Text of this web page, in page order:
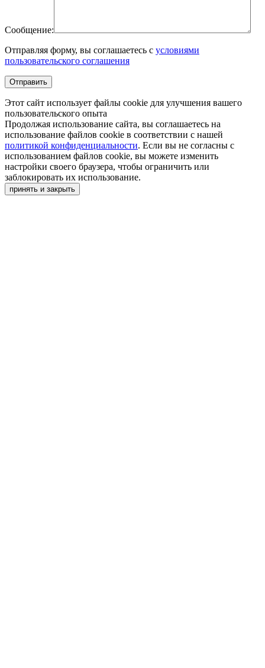
Сообщение:
Отправляя форму, вы соглашаетесь с условиями
пользовательского соглашения
Этот сайт использует файлы cookie для улучшения вашего
пользовательского опыта
Продолжая использование сайта, вы соглашаетесь на
использование файлов cookie в соответствии с нашей
политикой конфиденциальности. Если вы не согласны с
использованием файлов cookie, вы можете изменить
настройки своего браузера, чтобы ограничить или
заблокировать их использование.
принять и закрыть